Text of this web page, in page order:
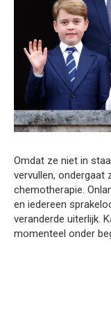
Omdat ze niet in
vervullen, ondergaat
chemotherapie.
en iedereen
veranderde uiterlijk.
momenteel onder